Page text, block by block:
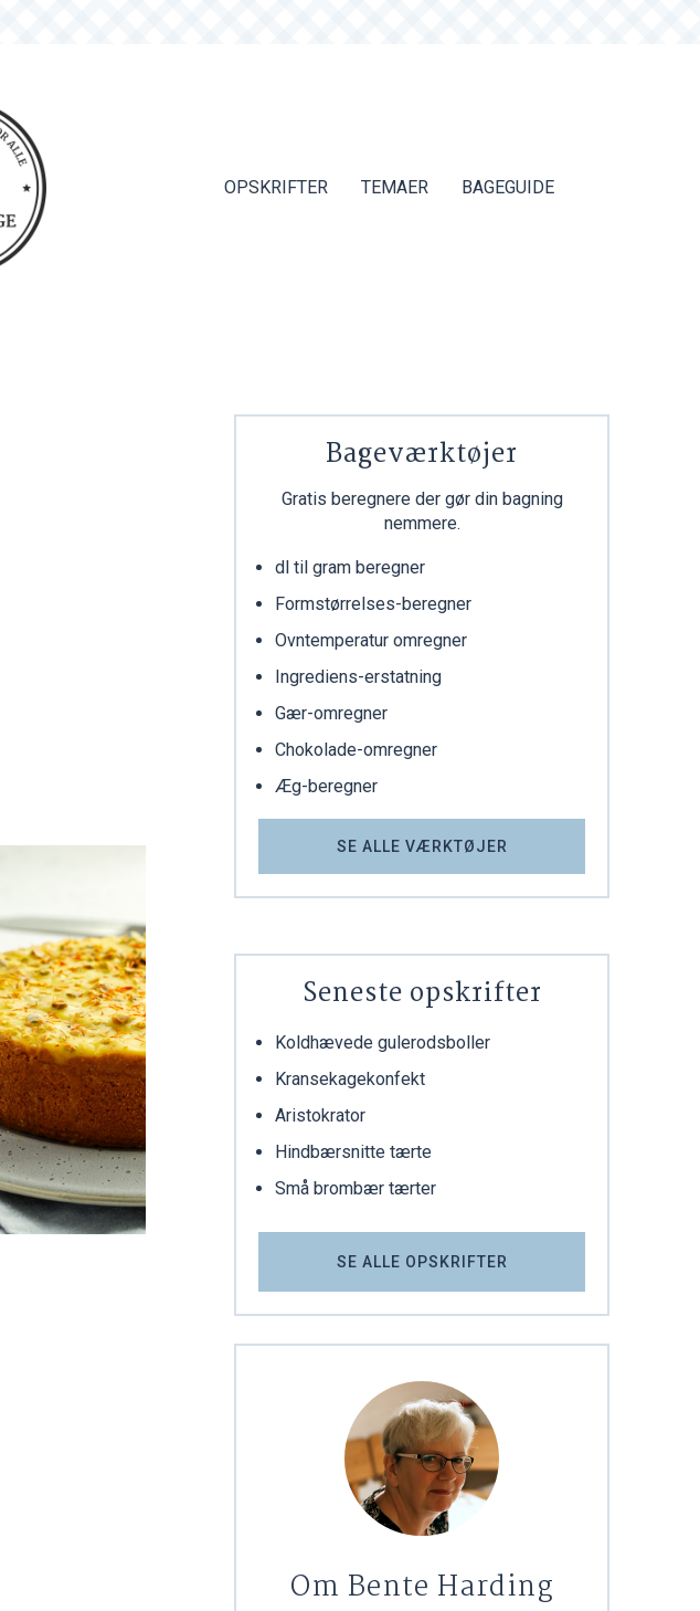
OPSKRIFTER TEMAER BAGEGUIDE
Bageværktøjer
Gratis beregnere der gør din bagning
nemmere.
dl til gram beregner
Formstørrelses-beregner
Ovntemperatur omregner
Ingrediens-erstatning
Gær-omregner
Chokolade-omregner
Æg-beregner
SE ALLE VÆRKTØJER
Seneste opskrifter
Koldhævede gulerodsboller
Kransekagekonfekt
Aristokrator
Hindbærsnitte tærte
Små brombær tærter
SE ALLE OPSKRIFTER
Om Bente Harding